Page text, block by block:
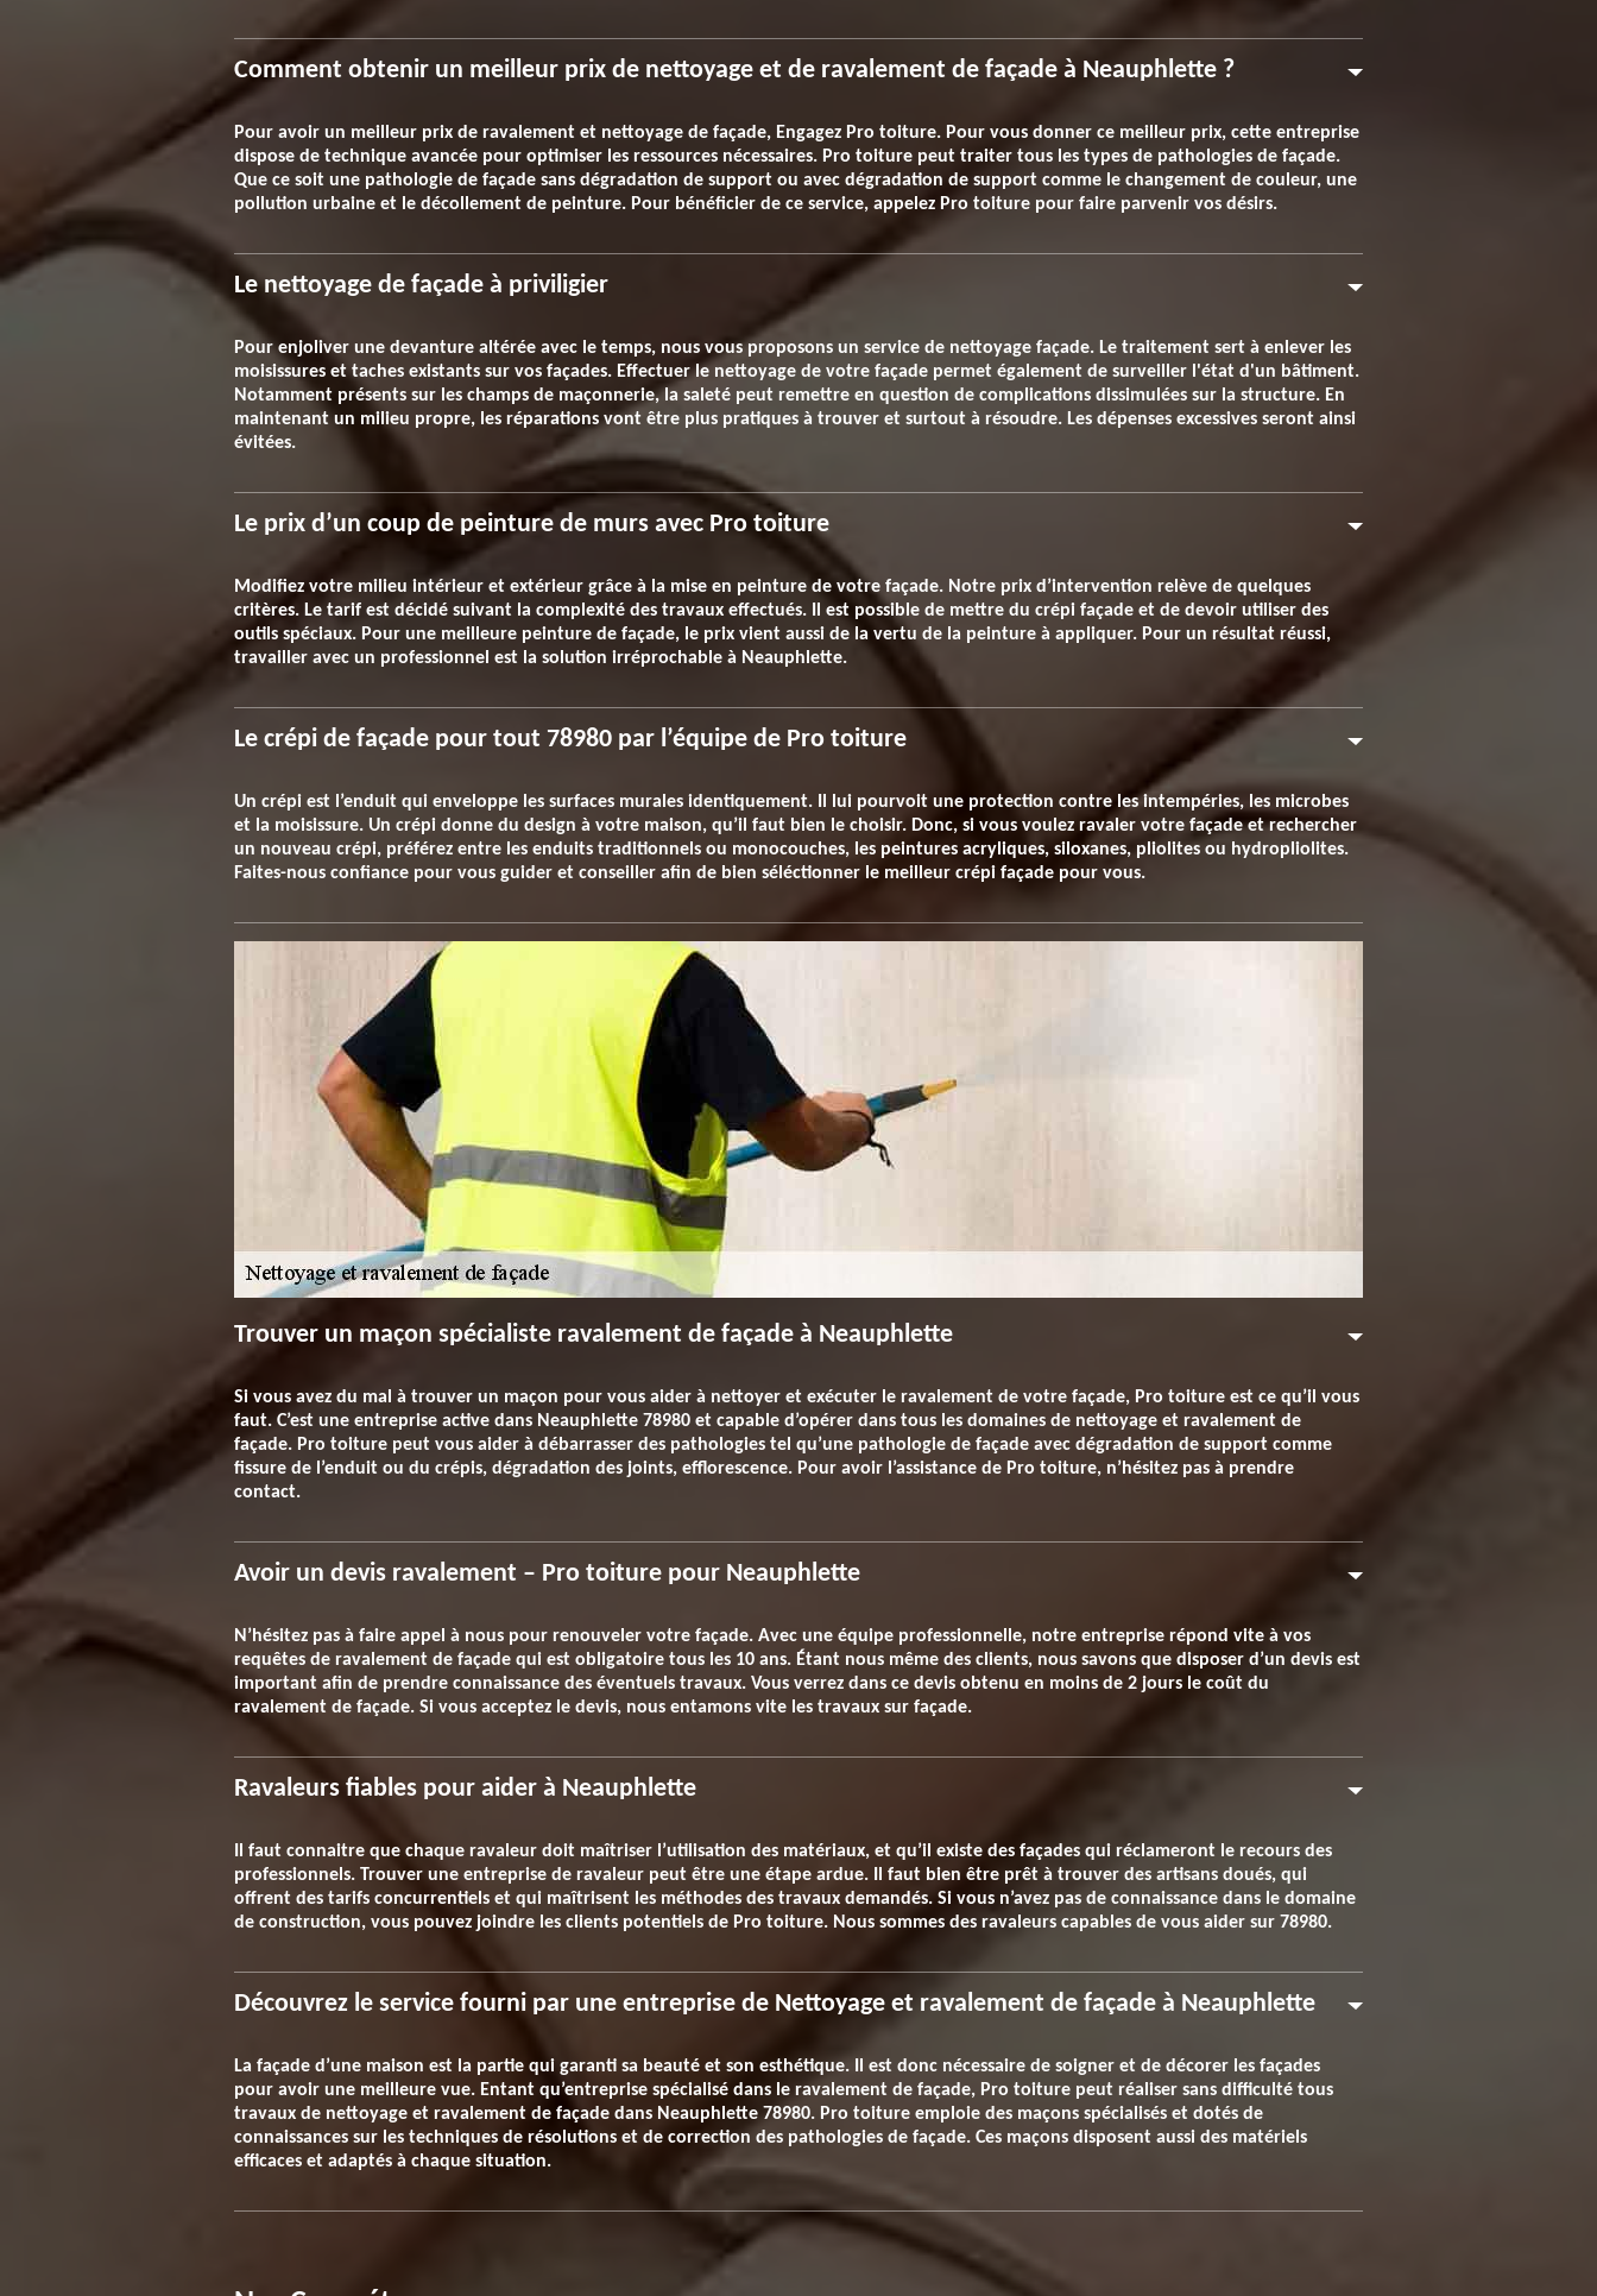
Comment obtenir un meilleur prix de nettoyage et de ravalement de façade à Neauphlette ?
Pour avoir un meilleur prix de ravalement et nettoyage de façade, Engagez Pro toiture. Pour vous donner ce meilleur prix, cette entreprise
dispose de technique avancée pour optimiser les ressources nécessaires. Pro toiture peut traiter tous les types de pathologies de façade.
Que ce soit une pathologie de façade sans dégradation de support ou avec dégradation de support comme le changement de couleur, une
pollution urbaine et le décollement de peinture. Pour bénéficier de ce service, appelez Pro toiture pour faire parvenir vos désirs.
Le nettoyage de façade à priviligier
Pour enjoliver une devanture altérée avec le temps, nous vous proposons un service de nettoyage façade. Le traitement sert à enlever les
moisissures et taches existants sur vos façades. Effectuer le nettoyage de votre façade permet également de surveiller l'état d'un bâtiment.
Notamment présents sur les champs de maçonnerie, la saleté peut remettre en question de complications dissimulées sur la structure. En
maintenant un milieu propre, les réparations vont être plus pratiques à trouver et surtout à résoudre. Les dépenses excessives seront ainsi
évitées.
Le prix d’un coup de peinture de murs avec Pro toiture
Modifiez votre milieu intérieur et extérieur grâce à la mise en peinture de votre façade. Notre prix d’intervention relève de quelques
critères. Le tarif est décidé suivant la complexité des travaux effectués. Il est possible de mettre du crépi façade et de devoir utiliser des
outils spéciaux. Pour une meilleure peinture de façade, le prix vient aussi de la vertu de la peinture à appliquer. Pour un résultat réussi,
travailler avec un professionnel est la solution irréprochable à Neauphlette.
Le crépi de façade pour tout 78980 par l’équipe de Pro toiture
Un crépi est l’enduit qui enveloppe les surfaces murales identiquement. Il lui pourvoit une protection contre les intempéries, les microbes
et la moisissure. Un crépi donne du design à votre maison, qu’il faut bien le choisir. Donc, si vous voulez ravaler votre façade et rechercher
un nouveau crépi, préférez entre les enduits traditionnels ou monocouches, les peintures acryliques, siloxanes, pliolites ou hydropliolites.
Faites-nous confiance pour vous guider et conseiller afin de bien séléctionner le meilleur crépi façade pour vous.
Trouver un maçon spécialiste ravalement de façade à Neauphlette
Si vous avez du mal à trouver un maçon pour vous aider à nettoyer et exécuter le ravalement de votre façade, Pro toiture est ce qu’il vous
faut. C’est une entreprise active dans Neauphlette 78980 et capable d’opérer dans tous les domaines de nettoyage et ravalement de
façade. Pro toiture peut vous aider à débarrasser des pathologies tel qu’une pathologie de façade avec dégradation de support comme
fissure de l’enduit ou du crépis, dégradation des joints, efflorescence. Pour avoir l’assistance de Pro toiture, n’hésitez pas à prendre
contact.
Avoir un devis ravalement – Pro toiture pour Neauphlette
N’hésitez pas à faire appel à nous pour renouveler votre façade. Avec une équipe professionnelle, notre entreprise répond vite à vos
requêtes de ravalement de façade qui est obligatoire tous les 10 ans. Étant nous même des clients, nous savons que disposer d’un devis est
important afin de prendre connaissance des éventuels travaux. Vous verrez dans ce devis obtenu en moins de 2 jours le coût du
ravalement de façade. Si vous acceptez le devis, nous entamons vite les travaux sur façade.
Ravaleurs fiables pour aider à Neauphlette
Il faut connaitre que chaque ravaleur doit maîtriser l’utilisation des matériaux, et qu’il existe des façades qui réclameront le recours des
professionnels. Trouver une entreprise de ravaleur peut être une étape ardue. Il faut bien être prêt à trouver des artisans doués, qui
offrent des tarifs concurrentiels et qui maîtrisent les méthodes des travaux demandés. Si vous n’avez pas de connaissance dans le domaine
de construction, vous pouvez joindre les clients potentiels de Pro toiture. Nous sommes des ravaleurs capables de vous aider sur 78980.
Découvrez le service fourni par une entreprise de Nettoyage et ravalement de façade à Neauphlette
La façade d’une maison est la partie qui garanti sa beauté et son esthétique. Il est donc nécessaire de soigner et de décorer les façades
pour avoir une meilleure vue. Entant qu’entreprise spécialisé dans le ravalement de façade, Pro toiture peut réaliser sans difficulté tous
travaux de nettoyage et ravalement de façade dans Neauphlette 78980. Pro toiture emploie des maçons spécialisés et dotés de
connaissances sur les techniques de résolutions et de correction des pathologies de façade. Ces maçons disposent aussi des matériels
efficaces et adaptés à chaque situation.